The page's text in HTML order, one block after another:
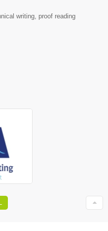
writing, proof reading